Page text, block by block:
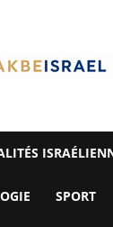
SPORT